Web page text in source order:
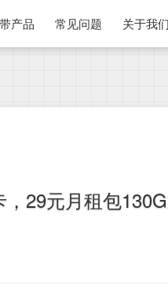
产品 常见问题 关于我们
29元月租包